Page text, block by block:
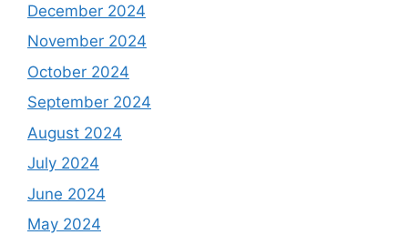
December 2024
November 2024
October 2024
September 2024
August 2024
July 2024
June 2024
May 2024